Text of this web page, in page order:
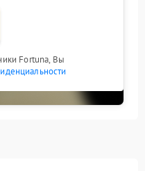
Fortuna, Вы